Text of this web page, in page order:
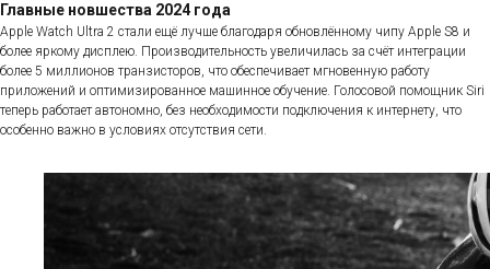
Главные новшества 2024 года
Apple Watch Ultra 2 стали ещё лучше благодаря обновлённому чипу Apple S8 и
более яркому дисплею. Производительность увеличилась за счёт интеграции
более 5 миллионов транзисторов, что обеспечивает мгновенную работу
приложений и оптимизированное машинное обучение. Голосовой помощник Siri
теперь работает автономно, без необходимости подключения к интернету, что
особенно важно в условиях отсутствия сети.